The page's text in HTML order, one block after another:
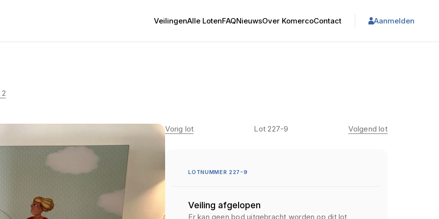
VeilingenAlle LotenFAQNieuwsOver KomercoContact Aanmelden
Vorig lot Lot 227-9 Volgend lot
LOTNUMMER 227-9
Veiling afgelopen
Er kan geen bod uitgebracht worden op dit lot